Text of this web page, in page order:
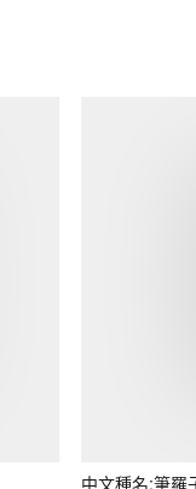
中文種名:筆羅